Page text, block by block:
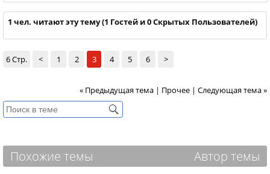
1 чел. читают эту тему (1 Гостей и 0 Скрытых Пользователей)
6 Стр. < 1 2 3 4 5 6 >
« Предыдущая тема | Прочее | Следующая тема »
Похожие темы Автор темы